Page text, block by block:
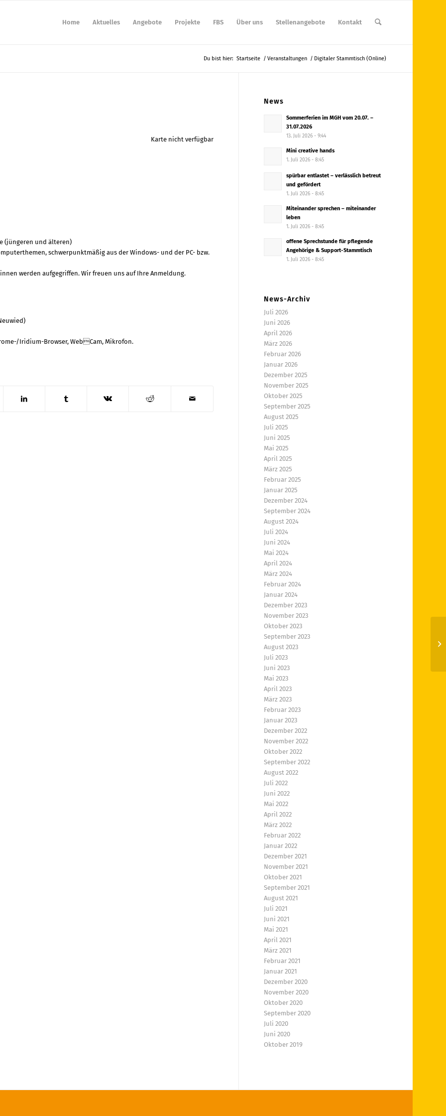
Home Aktuelles Angebote Projekte FBS Über uns Stellenangebote Kontakt
Du bist hier: Startseite / Veranstaltungen / Digitaler Stammtisch (Online)
Karte nicht verfügbar
(jüngeren und älteren)
schwerpunktmäßig aus der Windows- und der PC- bzw.
werden aufgegriffen. Wir freuen uns auf Ihre Anmeldung.
Iridium-Browser, WebCam, Mikrofon.
News
Sommerferien im MGH vom 20.07. –
31.07.2026
13. Juli 2026 - 9:44
Mini creative hands
1. Juli 2026 - 8:45
spürbar entlastet – verlässlich betreut
und gefördert
1. Juli 2026 - 8:45
Miteinander sprechen – miteinander
leben
1. Juli 2026 - 8:45
offene Sprechstunde für pflegende
Angehörige & Support-Stammtisch
1. Juli 2026 - 8:45
News-Archiv
Juli 2026
Juni 2026
April 2026
März 2026
Februar 2026
Januar 2026
Dezember 2025
November 2025
Oktober 2025
September 2025
August 2025
Juli 2025
Juni 2025
Mai 2025
April 2025
März 2025
Februar 2025
Januar 2025
Dezember 2024
September 2024
August 2024
Juli 2024
Juni 2024
Mai 2024
April 2024
März 2024
Februar 2024
Januar 2024
Dezember 2023
November 2023
Oktober 2023
September 2023
August 2023
Juli 2023
Juni 2023
Mai 2023
April 2023
März 2023
Februar 2023
Januar 2023
Dezember 2022
November 2022
Oktober 2022
September 2022
August 2022
Juli 2022
Juni 2022
Mai 2022
April 2022
März 2022
Februar 2022
Januar 2022
Dezember 2021
November 2021
Oktober 2021
September 2021
August 2021
Juli 2021
Juni 2021
Mai 2021
April 2021
März 2021
Februar 2021
Januar 2021
Dezember 2020
November 2020
Oktober 2020
September 2020
Juli 2020
Juni 2020
Oktober 2019